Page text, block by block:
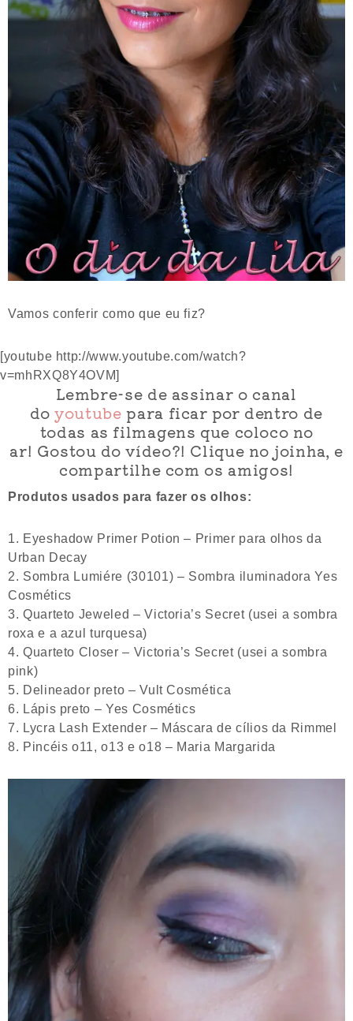
Vamos conferir como que eu fiz?
[youtube http://www.youtube.com/watch?
v=mhRXQ8Y4OVM]
Lembre-se de assinar o canal
doyoutube para ficar por dentro de
todas as filmagens que coloco no
ar! Gostou do vídeo?! Clique no joinha, e
compartilhe com os amigos!
Produtos usados para fazer os olhos:
Eyeshadow Primer Potion – Primer para olhos da
Urban Decay
Sombra Lumiére (30101) – Sombra iluminadora Yes
Cosmétics
Quarteto Jeweled – Victoria’s Secret (usei a sombra
roxa e a azul turquesa)
Quarteto Closer – Victoria’s Secret (usei a sombra
pink)
Delineador preto – Vult Cosmética
Lápis preto – Yes Cosmétics
Lycra Lash Extender – Máscara de cílios da Rimmel
Pincéis o11, o13 e o18 – Maria Margarida